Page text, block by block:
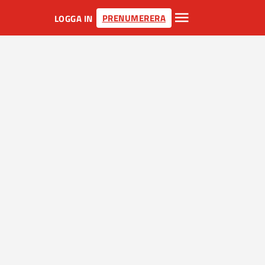
LOGGA IN PRENUMERERA